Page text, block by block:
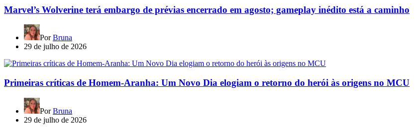
Marvel’s Wolverine terá embargo de prévias encerrado em agosto; gameplay inédito está a caminho
PorBruna
29 de julho de 2026
Primeiras críticas de Homem-Aranha: Um Novo Dia elogiam o retorno do herói às origens no MCU
PorBruna
29 de julho de 2026